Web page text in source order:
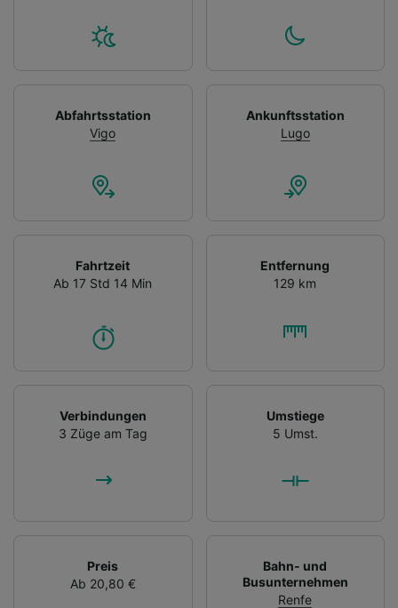
Abfahrtsstation
Vigo
Ankunftsstation
Lugo
Fahrtzeit
Ab 17 Std 14 Min
Entfernung
129 km
Verbindungen
3 Züge am Tag
Umstiege
5 Umst.
Preis
Ab 20,80 €
Bahn- und
Busunternehmen
Renfe